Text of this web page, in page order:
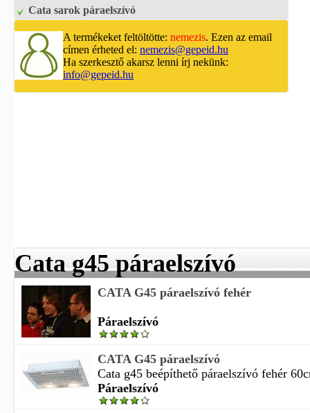
Cata sarok páraelszívó
A termékeket feltöltötte: nemezis. Ezen az email
címen érheted el: nemezis@gepeid.hu
Ha szerkesztő akarsz lenni írj nekünk:
info@gepeid.hu
Cata g45 páraelszívó
CATA G45 páraelszívó fehér
Páraelszívó
CATA G45 páraelszívó
Cata g45 beépíthető páraelszívó fehér
Páraelszívó